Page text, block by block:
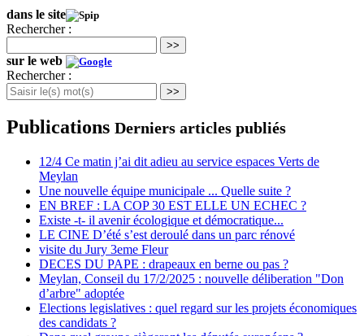
dans le site
Rechercher :
>>
sur le web
Rechercher :
>>
Publications Derniers articles publiés
12/4 Ce matin j’ai dit adieu au service espaces Verts de
Meylan
Une nouvelle équipe municipale ... Quelle suite ?
EN BREF : LA COP 30 EST ELLE UN ECHEC ?
Existe -t- il avenir écologique et démocratique...
LE CINE D’été s’est deroulé dans un parc rénové
visite du Jury 3eme Fleur
DECES DU PAPE : drapeaux en berne ou pas ?
Meylan, Conseil du 17/2/2025 : nouvelle déliberation "Don
d’arbre" adoptée
Elections legislatives : quel regard sur les projets économiques
des candidats ?